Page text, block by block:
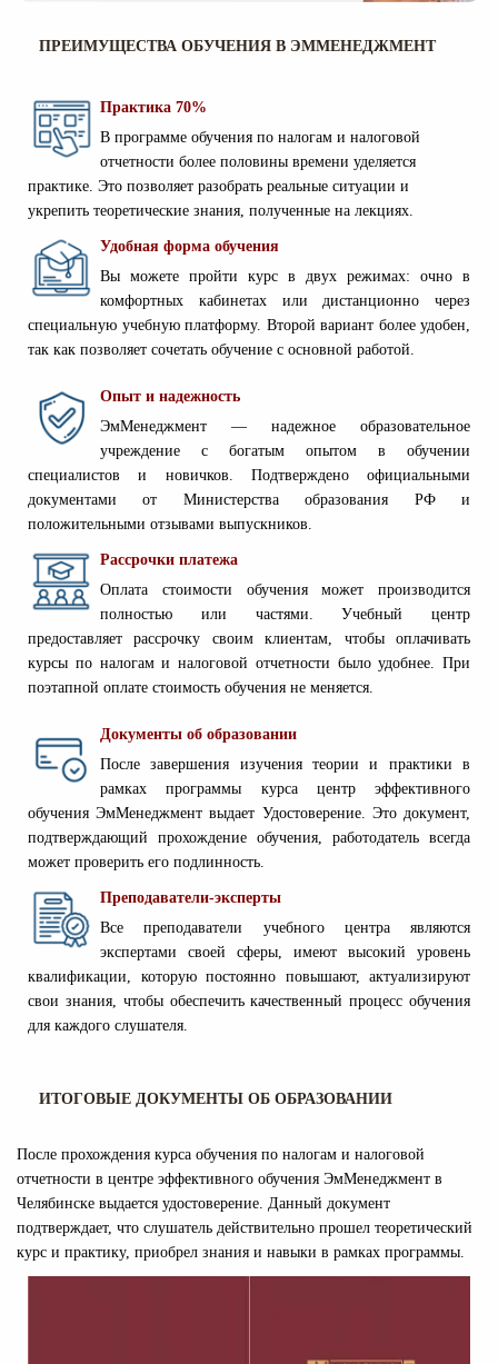
ПРЕИМУЩЕСТВА ОБУЧЕНИЯ В ЭММЕНЕДЖМЕНТ
Практика 70%
В программе обучения по налогам и налоговой
отчетности более половины времени уделяется
практике. Это позволяет разобрать реальные ситуации и
укрепить теоретические знания, полученные на лекциях.
Удобная форма обучения
Вы можете пройти курс в двух режимах: очно в
комфортных кабинетах или дистанционно через
специальную учебную платформу. Второй вариант более удобен,
так как позволяет сочетать обучение с основной работой.
Опыт и надежность
ЭмМенеджмент — надежное образовательное
учреждение с богатым опытом в обучении
специалистов и новичков. Подтверждено официальными
документами от Министерства образования РФ и
положительными отзывами выпускников.
Рассрочки платежа
Оплата стоимости обучения может производится
полностью или частями. Учебный центр
предоставляет рассрочку своим клиентам, чтобы оплачивать
курсы по налогам и налоговой отчетности было удобнее. При
поэтапной оплате стоимость обучения не меняется.
Документы об образовании
После завершения изучения теории и практики в
рамках программы курса центр эффективного
обучения ЭмМенеджмент выдает Удостоверение. Это документ,
подтверждающий прохождение обучения, работодатель всегда
может проверить его подлинность.
Преподаватели-эксперты
Все преподаватели учебного центра являются
экспертами своей сферы, имеют высокий уровень
квалификации, которую постоянно повышают, актуализируют
свои знания, чтобы обеспечить качественный процесс обучения
для каждого слушателя.
ИТОГОВЫЕ ДОКУМЕНТЫ ОБ ОБРАЗОВАНИИ
После прохождения курса обучения по налогам и налоговой
отчетности в центре эффективного обучения ЭмМенеджмент в
Челябинске выдается удостоверение. Данный документ
подтверждает, что слушатель действительно прошел теоретический
курс и практику, приобрел знания и навыки в рамках программы.